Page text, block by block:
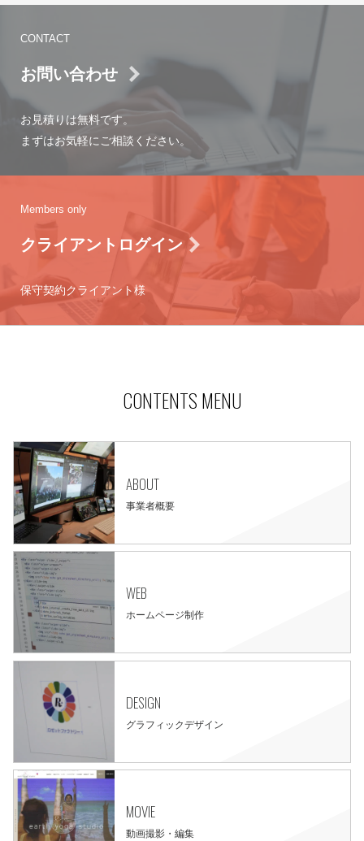
CONTACT
お問い合わせ
お見積りは無料です。
まずはお気軽にご相談ください。
Members only
クライアントログイン
保守契約クライアント様
CONTENTS MENU
ABOUT
事業者概要
WEB
ホームページ制作
DESIGN
グラフィックデザイン
MOVIE
動画撮影・編集